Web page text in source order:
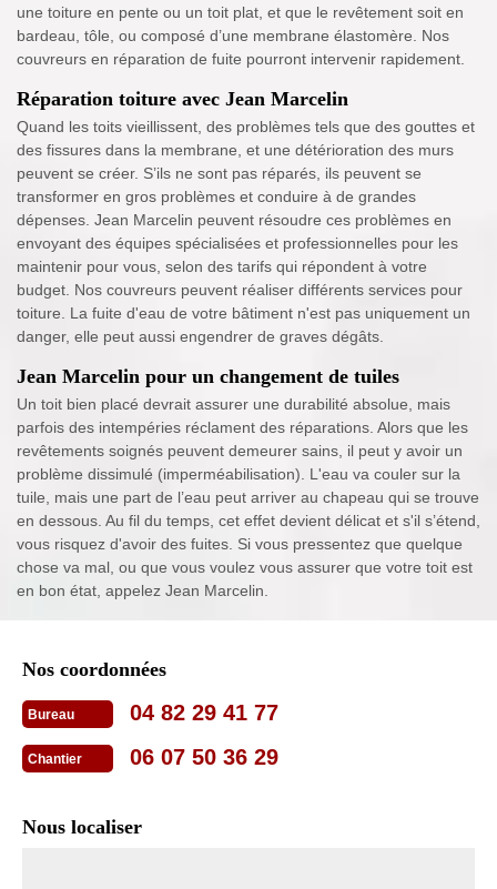
une toiture en pente ou un toit plat, et que le revêtement soit en
bardeau, tôle, ou composé d’une membrane élastomère. Nos
couvreurs en réparation de fuite pourront intervenir rapidement.
Réparation toiture avec Jean Marcelin
Quand les toits vieillissent, des problèmes tels que des gouttes et
des fissures dans la membrane, et une détérioration des murs
peuvent se créer. S’ils ne sont pas réparés, ils peuvent se
transformer en gros problèmes et conduire à de grandes
dépenses. Jean Marcelin peuvent résoudre ces problèmes en
envoyant des équipes spécialisées et professionnelles pour les
maintenir pour vous, selon des tarifs qui répondent à votre
budget. Nos couvreurs peuvent réaliser différents services pour
toiture. La fuite d'eau de votre bâtiment n'est pas uniquement un
danger, elle peut aussi engendrer de graves dégâts.
Jean Marcelin pour un changement de tuiles
Un toit bien placé devrait assurer une durabilité absolue, mais
parfois des intempéries réclament des réparations. Alors que les
revêtements soignés peuvent demeurer sains, il peut y avoir un
problème dissimulé (imperméabilisation). L'eau va couler sur la
tuile, mais une part de l’eau peut arriver au chapeau qui se trouve
en dessous. Au fil du temps, cet effet devient délicat et s'il s’étend,
vous risquez d'avoir des fuites. Si vous pressentez que quelque
chose va mal, ou que vous voulez vous assurer que votre toit est
en bon état, appelez Jean Marcelin.
Nos coordonnées
Bureau 04 82 29 41 77
Chantier 06 07 50 36 29
Nous localiser